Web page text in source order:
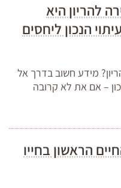
להריון היא
הנכון ליחסים
מידע חשוב בדרך אל
לא נכון – אם את לא קרובה
הראשון בחייו